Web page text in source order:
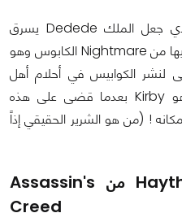
لتكتشف فيما بعد أن السبب الذي جعل الملك Dedede يسرق
الصولجان أو العصا هي للحفاظ عليها من Nightmare الكابوس وهو
الكوابيس في أحلام أهل
Dream Land وسبب ظهوره هو Kirby بعدما قضى على هذه
! (من هو الشرير الحقيقي إذاً
شخصية Haytham Kenway من Assassin's